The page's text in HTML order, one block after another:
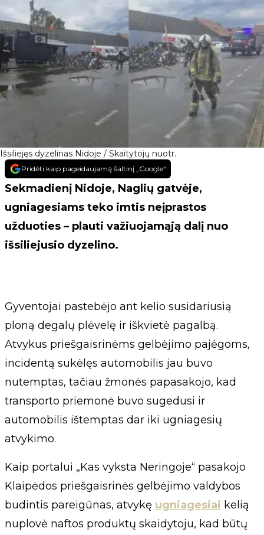
Išsiliejęs dyzelinas Nidoje / Skaitytojų nuotr.
Pridėti kaip pageidaujamą šaltinį „Google“
Sekmadienį Nidoje, Naglių gatvėje,
ugniagesiams teko imtis neįprastos
užduoties – plauti važiuojamąją dalį nuo
išsiliejusio dyzelino.
Gyventojai pastebėjo ant kelio susidariusią
ploną degalų plėvelę ir iškvietė pagalbą.
Atvykus priešgaisrinėms gelbėjimo pajėgoms,
incidentą sukėlęs automobilis jau buvo
nutemptas, tačiau žmonės papasakojo, kad
transporto priemonė buvo sugedusi ir
automobilis ištemptas dar iki ugniagesių
atvykimo.
Kaip portalui „Kas vyksta Neringoje“ pasakojo
Klaipėdos priešgaisrinės gelbėjimo valdybos
budintis pareigūnas, atvykę ugniagesiai kelią
nuplovė naftos produktų skaidytoju, kad būtų